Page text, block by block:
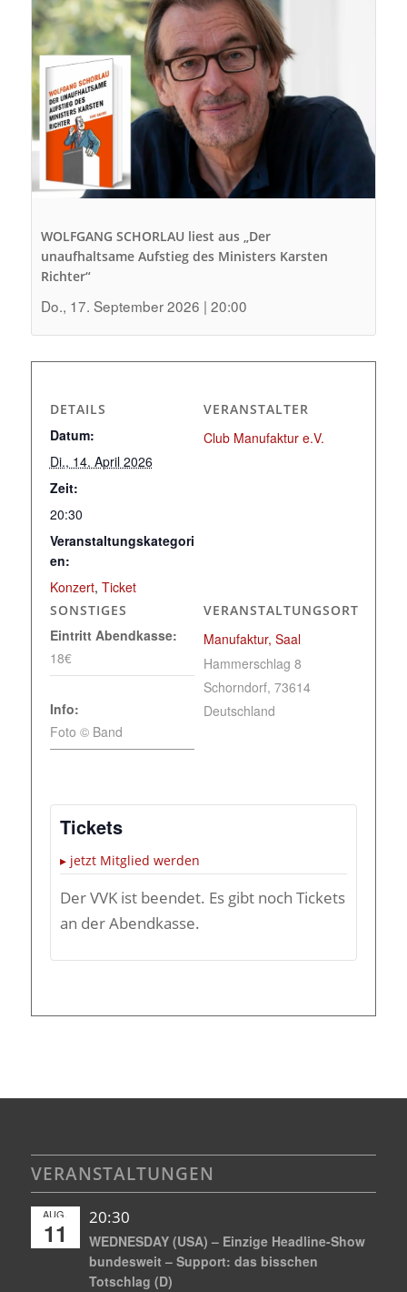
WOLFGANG SCHORLAU liest aus „Der
unaufhaltsame Aufstieg des Ministers Karsten
Richter“
Do., 17. September 2026 | 20:00
DETAILS
Datum:
Di., 14. April 2026
Zeit:
20:30
Veranstaltungskategori
en:
Konzert, Ticket
VERANSTALTUNGSORT
Manufaktur, Saal
Hammerschlag 8
Schorndorf, 73614
Deutschland
VERANSTALTER
Club Manufaktur e.V.
SONSTIGES
Eintritt Abendkasse:
18€
Info:
Foto © Band
Tickets
▸ jetzt Mitglied werden
Der VVK ist beendet. Es gibt noch Tickets
an der Abendkasse.
VERANSTALTUNGEN
AUG.
11
20:30
WEDNESDAY (USA) – Einzige Headline-Show
bundesweit – Support: das bisschen
Totschlag (D)